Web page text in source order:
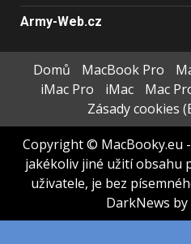
Army-Web.cz
Domů MacBook Pro
iMac Pro
iMac Mac
Zásady cookies
Copyright © MacBooky.eu
jakékoliv jiné užití obsahu
uživatele, je bez
DarkNews by